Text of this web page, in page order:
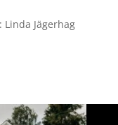
Jägerhag